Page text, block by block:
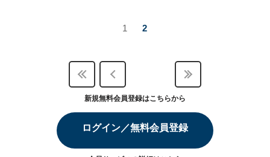
1 2
新規無料会員登録はこちらから
ログイン／無料会員登録